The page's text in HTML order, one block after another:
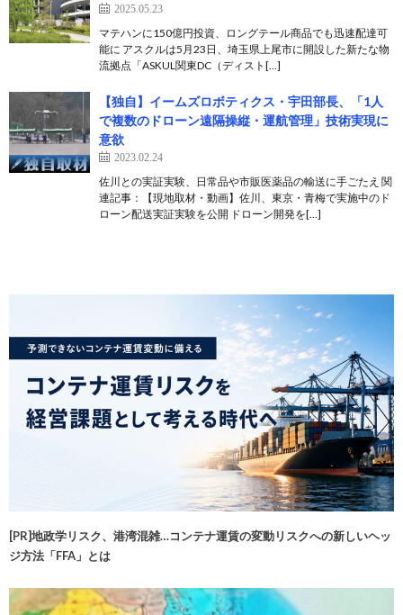
2025.05.23
マテハンに150億円投資、ロングテール商品でも迅速配達可
能に アスクルは5月23日、埼玉県上尾市に開設した新たな物
流拠点「ASKUL関東DC（ディスト[…]
【独自】イームズロボティクス・宇田部長、「1人
で複数のドローン遠隔操縦・運航管理」技術実現に
意欲
2023.02.24
佐川との実証実験、日常品や市販医薬品の輸送に手ごたえ 関
連記事：【現地取材・動画】佐川、東京・青梅で実施中のド
ローン配送実証実験を公開 ドローン開発を[…]
[PR]地政学リスク、港湾混雑…コンテナ運賃の変動リスクへの新しいヘッ
ジ方法「FFA」とは